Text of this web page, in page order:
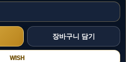
WISH